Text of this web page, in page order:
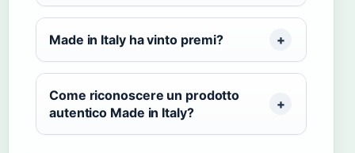
Made in Italy ha vinto premi?
Come riconoscere un prodotto
autentico Made in Italy?